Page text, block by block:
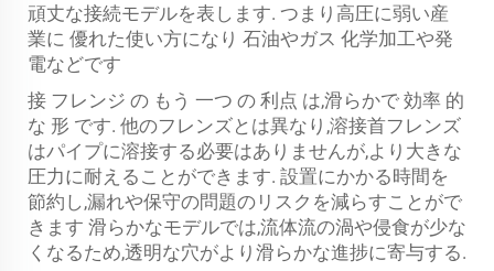
頑丈な接続モデルを表します. つまり高圧に弱い産
業に 優れた使い方になり 石油やガス 化学加工や発
電などです
接 フレンジ の もう 一つ の 利点 は,滑らかで 効率 的
な 形 です. 他のフレンズとは異なり,溶接首フレンズ
はパイプに溶接する必要はありませんが,より大きな
圧力に耐えることができます. 設置にかかる時間を
節約し,漏れや保守の問題のリスクを減らすことがで
きます 滑らかなモデルでは,流体流の渦や侵食が少な
くなるため,透明な穴がより滑らかな進捗に寄与する.